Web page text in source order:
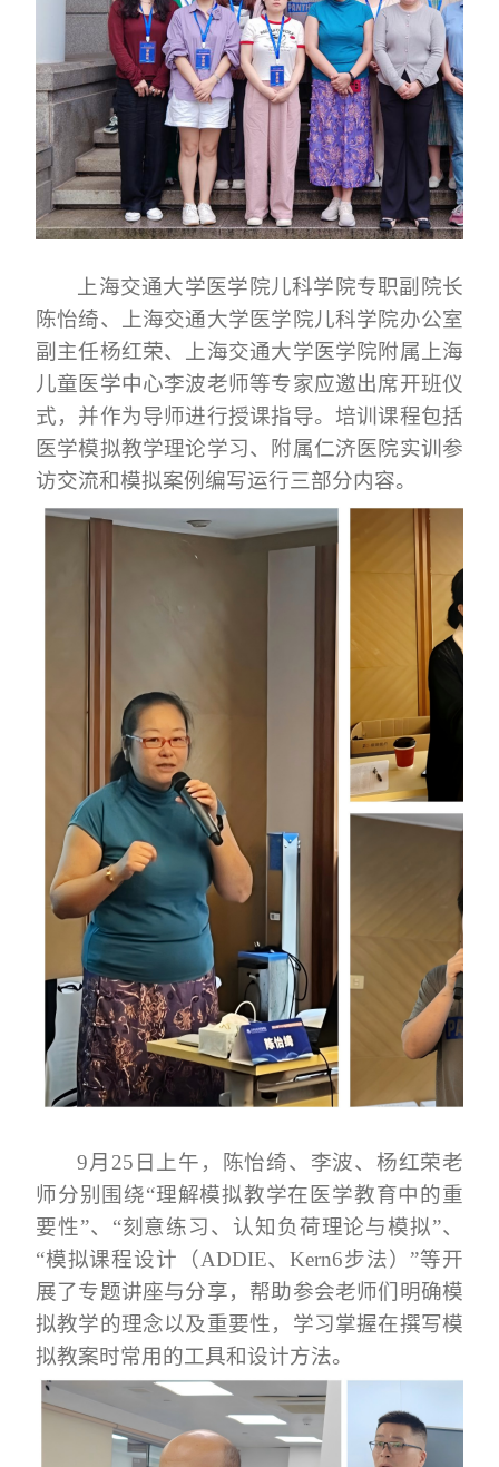
上海交通大学医学院儿科学院专职副院长
陈怡绮、上海交通大学医学院儿科学院办公室
副主任杨红荣、上海交通大学医学院附属上海
儿童医学中心李波老师等专家应邀出席开班仪
式，并作为导师进行授课指导。培训课程包括
医学模拟教学理论学习、附属仁济医院实训参
访交流和模拟案例编写运行三部分内容。
9月25日上午，陈怡绮、李波、杨红荣老
师分别围绕“理解模拟教学在医学教育中的重
要性”、“刻意练习、认知负荷理论与模拟”、
“模拟课程设计（ADDIE、Kern6步法）”等开
展了专题讲座与分享，帮助参会老师们明确模
拟教学的理念以及重要性，学习掌握在撰写模
拟教案时常用的工具和设计方法。